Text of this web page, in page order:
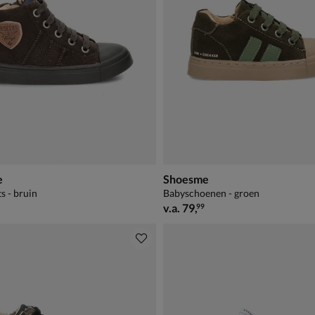
- bruin
Shoesme
Babyschoenen - groen
vanaf € 79,99
v.a. 79,99